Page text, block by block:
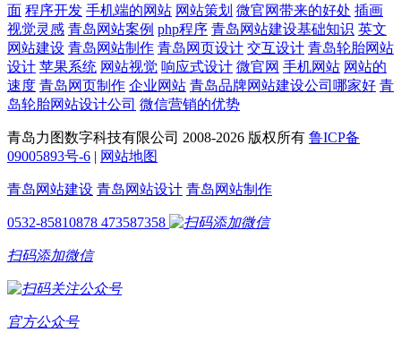
面 程序开发 手机端的网站 网站策划 微官网带来的好处 插画
视觉灵感 青岛网站案例 php程序 青岛网站建设基础知识 英文
网站建设 青岛网站制作 青岛网页设计 交互设计 青岛轮胎网站
设计 苹果系统 网站视觉 响应式设计 微官网 手机网站 网站的
速度 青岛网页制作 企业网站 青岛品牌网站建设公司哪家好 青
岛轮胎网站设计公司 微信营销的优势
青岛力图数字科技有限公司 2008-2026 版权所有 鲁ICP备
09005893号-6 | 网站地图
青岛网站建设 青岛网站设计 青岛网站制作
0532-85810878 473587358
扫码添加微信
官方公众号